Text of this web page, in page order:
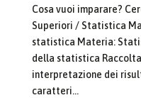
Cosa vuoi imparare?
Superiori / Statistica
statistica Materia:
della statistica
interpretazione dei
caratteri...